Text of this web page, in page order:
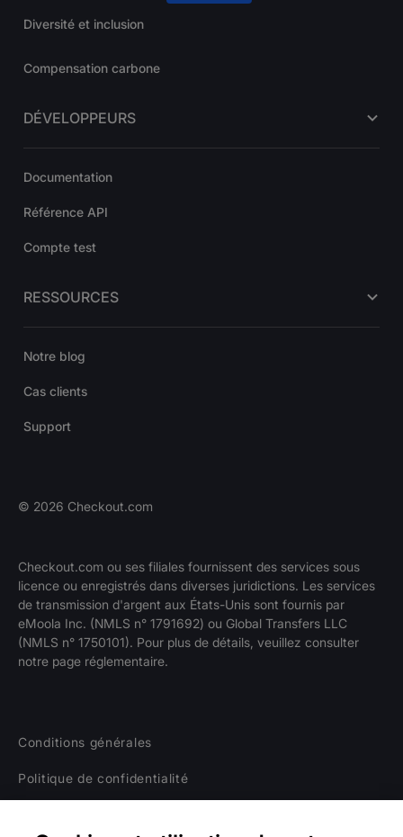
Diversité et inclusion
Compensation carbone
DÉVELOPPEURS
Documentation
Référence API
Compte test
RESSOURCES
Notre blog
Cas clients
Support
© 2026 Checkout.com
Checkout.com ou ses filiales fournissent des services sous
licence ou enregistrés dans diverses juridictions. Les services
de transmission d'argent aux États-Unis sont fournis par
eMoola Inc. (NMLS n° 1791692) ou Global Transfers LLC
(NMLS n° 1750101). Pour plus de détails, veuillez consulter
notre page réglementaire.
Conditions générales
Politique de confidentialité